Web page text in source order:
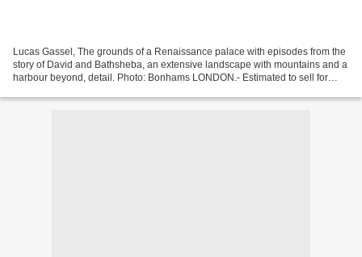
Lucas Gassel, The grounds of a Renaissance palace with episodes from the
story of David and Bathsheba, an extensive landscape with mountains and a
harbour beyond, detail. Photo: Bonhams LONDON.- Estimated to sell for